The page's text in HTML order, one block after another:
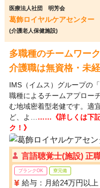
医療法人社団 明芳会
葛飾ロイヤルケアセンター
(介護老人保健施設)
多職種のチームワー
介護職は無資格・未
IMS（イムス）グループの
職種によるチームアプロー
む地域密着型老健です。適
ど、よ… ……《詳しくは下
ク！》
言語聴覚士(施設) 正
ブランクOK 寮完備
給与：月給24万円以